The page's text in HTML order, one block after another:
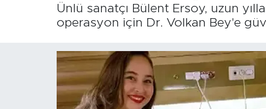
Ünlü sanatçı Bülent Ersoy, uzun
operasyon için Dr. Volkan Bey'e